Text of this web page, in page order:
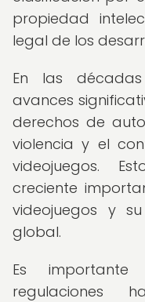
propiedad
legal de los
En las
avances
derechos de
violencia y el
videojuegos.
creciente
videojuegos y
global.
Es
regulaciones